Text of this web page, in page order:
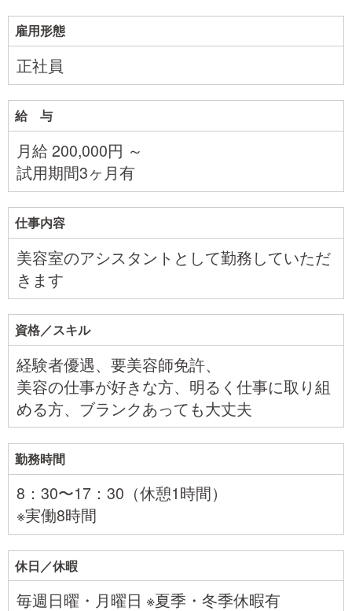
雇用形態
正社員
給 与
月給 200,000円 ～
試用期間3ヶ月有
仕事内容
美容室のアシスタントとして勤務していただ
きます
資格／スキル
経験者優遇、要美容師免許、
美容の仕事が好きな方、明るく仕事に取り組
める方、ブランクあっても大丈夫
勤務時間
8：30〜17：30（休憩1時間）
※実働8時間
休日／休暇
毎週日曜・月曜日 ※夏季・冬季休暇有